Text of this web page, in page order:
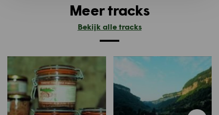
Meer tracks
Bekijk alle tracks